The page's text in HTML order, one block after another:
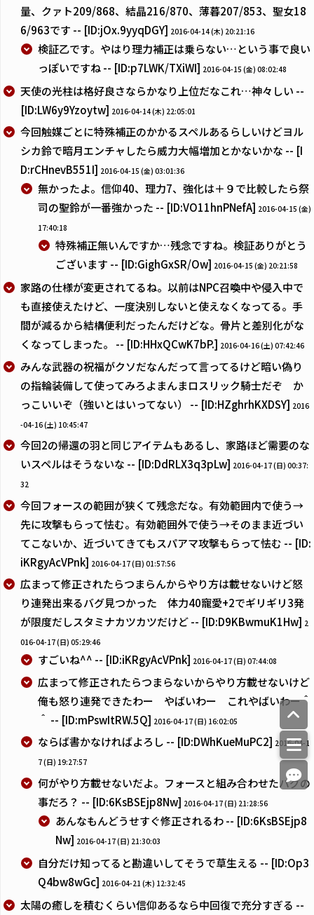
量、クァト209/868、結晶216/870、薄暮207/853、聖女18
6/963です -- [ID:jOx.9yyqDGY] 2016-04-14 (木) 20:21:16
検証乙です。やはり理力補正は乗らない…という事で良い
っぽいですね -- [ID:p7LWK/TXiWI] 2016-04-15 (金) 08:02:48
天使の光柱は格好良さならかなり上位だなこれ…神々しい --
[ID:LW6y9Yzoytw] 2016-04-14 (木) 22:05:01
今回触媒ごとに特殊補正のかかるスペルあるらしいけどヨル
シカ鈴で暗月エンチャしたら威力大幅増加とかないかな -- [I
D:rCHnevB551I] 2016-04-15 (金) 03:01:36
無かったよ。信仰40、理力7、強化は＋９で比較したら祭
司の聖鈴が一番強かった -- [ID:VO11hnPNefA] 2016-04-15 (金)
17:40:18
特殊補正無いんですか…残念ですね。検証ありがとう
ございます -- [ID:GighGxSR/Ow] 2016-04-15 (金) 20:21:58
家路の仕様が変更されてるね。以前はNPC召喚中や侵入中で
も直接使えたけど、一度決別しないと使えなくなってる。手
間が減るから結構便利だったんだけどな。骨片と差別化がな
くなってしまった。 -- [ID:HHxQCwK7bP.] 2016-04-16 (土) 07:42:46
みんな武器の祝福がクソだなんだって言ってるけど暗い偽り
の指輪装備して使ってみろよまんまロスリック騎士だぞ か
っこいいぞ（強いとはいってない） -- [ID:HZghrhKXDSY] 2016
-04-16 (土) 10:45:47
今回2の帰還の羽と同じアイテムもあるし、家路ほど需要のな
いスペルはそうないな -- [ID:DdRLX3q3pLw] 2016-04-17 (日) 00:37:
32
今回フォースの範囲が狭くて残念だな。有効範囲内で使う→
先に攻撃もらって怯む。有効範囲外で使う→そのまま近づい
てこないか、近づいてきてもスパアマ攻撃もらって怯む -- [ID:
iKRgyAcVPnk] 2016-04-17 (日) 01:57:56
広まって修正されたらつまらんからやり方は載せないけど怒
り連発出来るバグ見つかった 体力40寵愛+2でギリギリ3発
が限度だしスタミナカツカツだけど -- [ID:D9KBwmuK1Hw] 2
016-04-17 (日) 05:29:46
すごいね^^ -- [ID:iKRgyAcVPnk] 2016-04-17 (日) 07:44:08
広まって修正されたらつまらないからやり方載せないけど
俺も怒り連発できたわー やばいわー これやばいわー＾
＾ -- [ID:mPswItRW.5Q] 2016-04-17 (日) 16:02:05
ならば書かなければよろし -- [ID:DWhKueMuPC2] 2016-04-1
7 (日) 19:27:57
何がやり方載せないだよ。フォースと組み合わせたバグの
事だろ？ -- [ID:6KsBSEjp8Nw] 2016-04-17 (日) 21:28:56
あんなもんどうせすぐ修正されるわ -- [ID:6KsBSEjp8
Nw] 2016-04-17 (日) 21:30:03
自分だけ知ってると勘違いしてそうで草生える -- [ID:Op3
Q4bw8wGc] 2016-04-21 (木) 12:32:45
太陽の癒しを積むくらい信仰あるなら中回復で充分すぎる --